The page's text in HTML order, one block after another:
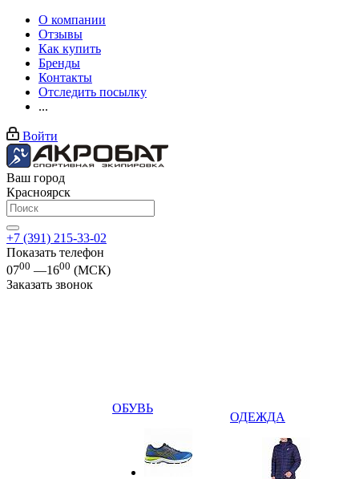
О компании
Отзывы
Как купить
Бренды
Контакты
Отследить посылку
...
Войти
Ваш город
Красноярск
+7 (391) 215-33-02
Показать телефон
0700 —1600 (МСК)
Заказать звонок
ОБУВЬ
ОДЕЖДА